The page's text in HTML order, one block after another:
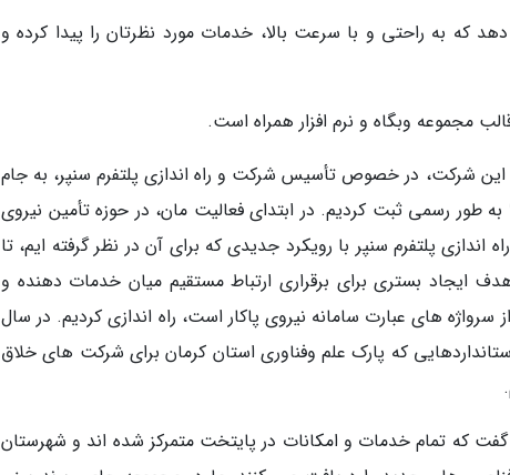
که به راحتی و با سرعت بالا، خدمات مورد نظرتان را پیدا کرده و
مجموعه وبگاه و نرم افزار همراه است.
این شرکت، در خصوص تأسیس شرکت و راه اندازی پلتفرم سنپر، به جام
جم می گوید: ما شرکت حامی برند سنپر را در سال 92 به طور رسمی ثبت کردیم. در ابتدای فعالیت مان، در حوزه تأمین نیروی
اندازی پلتفرم سنپر با رویکرد جدیدی که برای آن در نظر گرفته ایم، تا
هدف ایجاد بستری برای برقراری ارتباط مستقیم میان خدمات دهنده و
سرواژه های عبارت سامانه نیروی پاکار است، راه اندازی کردیم. در سال
که پارک علم وفناوری استان کرمان برای شرکت های خلاق
که تمام خدمات و امکانات در پایتخت متمرکز شده اند و شهرستان